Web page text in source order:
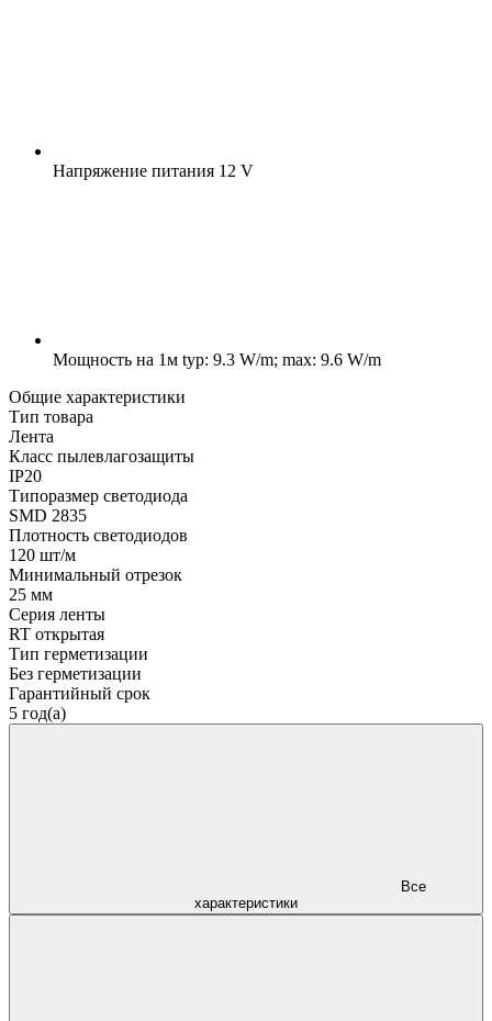
Напряжение питания 12 V
Мощность на 1м typ: 9.3 W/m; max: 9.6 W/m
Общие характеристики
Тип товара
Лента
Класс пылевлагозащиты
IP20
Типоразмер светодиода
SMD 2835
Плотность светодиодов
120 шт/м
Минимальный отрезок
25 мм
Серия ленты
RT открытая
Тип герметизации
Без герметизации
Гарантийный срок
5 год(а)
характеристики